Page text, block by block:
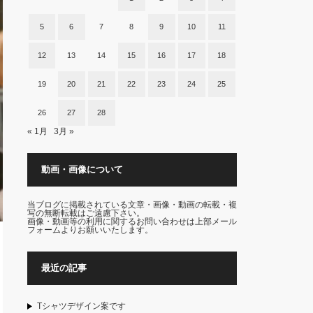
5 6 7 8 9 10 11
12 13 14 15 16 17 18
19 20 21 22 23 24 25
26 27 28
« 1月 3月 »
動画・画像について
当ブログに掲載されている文章・画像・動画の転載・複
写の無断転載はご遠慮下さい。
画像・動画等の利用に関するお問い合わせは上部メール
フォームよりお願いいたします。
最近の記事
Tシャツデザイン案です